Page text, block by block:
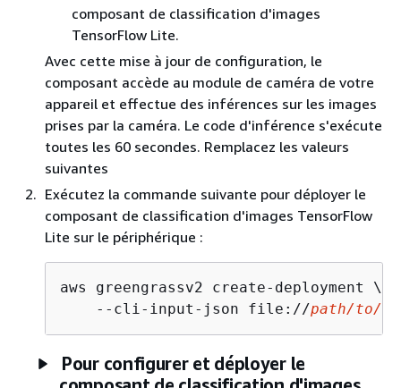
composant de classification d'images
TensorFlow Lite.
Avec cette mise à jour de configuration, le
composant accède au module de caméra de votre
appareil et effectue des inférences sur les images
prises par la caméra. Le code d'inférence s'exécute
toutes les 60 secondes. Remplacez les valeurs
suivantes
Exécutez la commande suivante pour déployer le
composant de classification d'images TensorFlow
Lite sur le périphérique :
aws greengrassv2 create-deployment \
    --cli-input-json file://
path/to/
Pour configurer et déployer le